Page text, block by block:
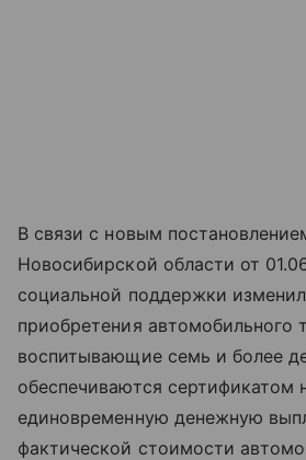
В связи с новым
Новосибирской области от
социальной поддержки
приобретения автомобильного
воспитывающие семь и более
обеспечиваются сертификатом
единовременную денежную
фактической стоимости